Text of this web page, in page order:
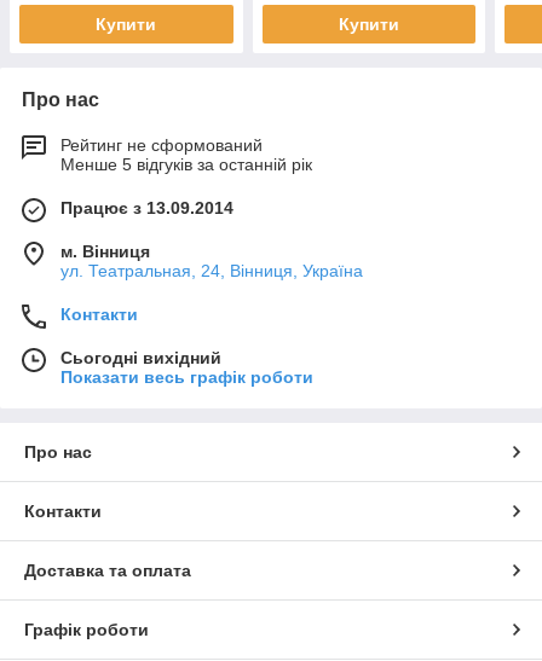
Купити Купити
Про нас
Рейтинг не сформований
Менше 5 відгуків за останній рік
Працює з 13.09.2014
м. Вінниця
ул. Театральная, 24, Вінниця, Україна
Контакти
Сьогодні вихідний
Показати весь графік роботи
Про нас
Контакти
Доставка та оплата
Графік роботи